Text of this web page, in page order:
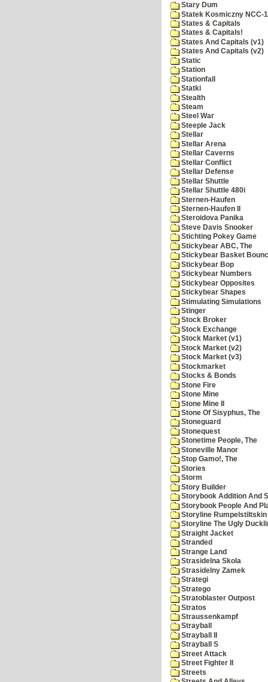
Stary Dum
Statek Kosmiczny NCC-
States & Capitals
States & Capitals!
States And Capitals (v1)
States And Capitals (v2)
Static
Station
Stationfall
Statki
Stealth
Steam
Steel War
Steeple Jack
Stellar
Stellar Arena
Stellar Caverns
Stellar Conflict
Stellar Defense
Stellar Shuttle
Stellar Shuttle 480i
Sternen-Haufen
Sternen-Haufen II
Steroidova Panika
Steve Davis Snooker
Stichting Pokey Game
Stickybear ABC, The
Stickybear Basket
Stickybear Bop
Stickybear Numbers
Stickybear Opposites
Stickybear Shapes
Stimulating Simulations
Stinger
Stock Broker
Stock Exchange
Stock Market (v1)
Stock Market (v2)
Stock Market (v3)
Stockmarket
Stocks & Bonds
Stone Fire
Stone Mine
Stone Mine II
Stone Of Sisyphus, The
Stoneguard
Stonequest
Stonetime People, The
Stoneville Manor
Stop Gamo!, The
Stories
Storm
Story Builder
Storybook Addition And
Storybook People And
Storyline Rumpelstiltskin
Storyline The Ugly
Straight Jacket
Stranded
Strange Land
Strasidelna Skola
Strasidelny Zamek
Strategi
Stratego
Stratoblaster Outpost
Stratos
Straussenkampf
Strayball
Strayball II
Strayball S
Street Attack
Street Fighter II
Streets